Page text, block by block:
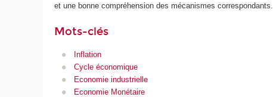
et une bonne compréhension des mécanismes correspondants.
Mots-clés
Inflation
Cycle économique
Economie industrielle
Economie Monétaire